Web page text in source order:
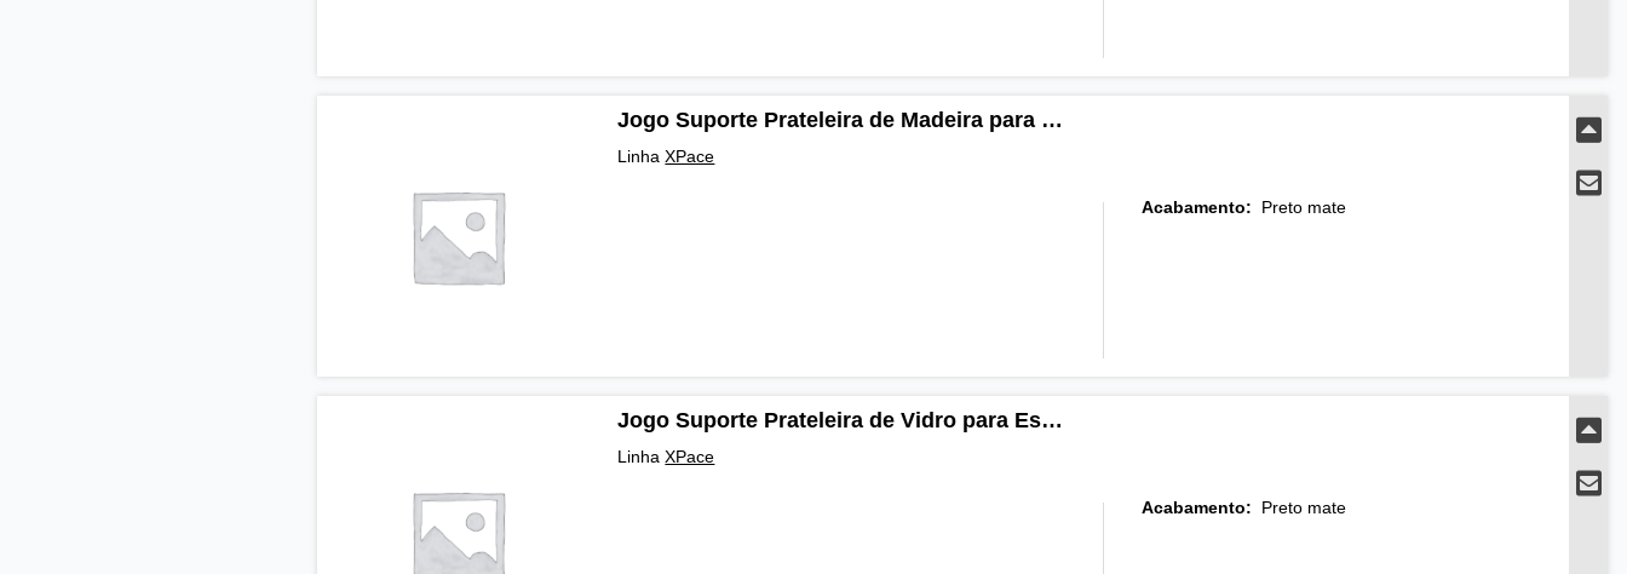
Jogo Suporte Prateleira de Madeira para Estante XPace
LinhaXPace
Acabamento: Preto mate
Jogo Suporte Prateleira de Vidro para Estante XPace
LinhaXPace
Acabamento: Preto mate